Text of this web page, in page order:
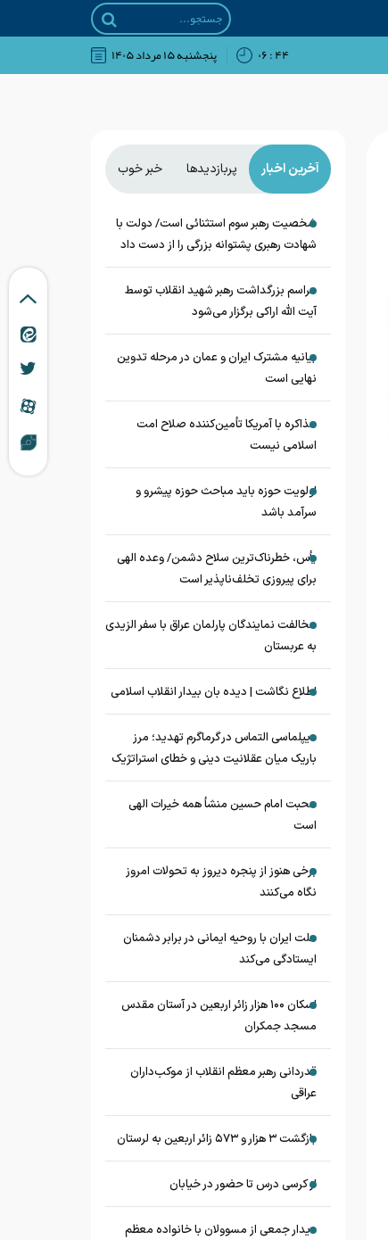
۴۴ : ۰۶ پنجشنبه ۱۵ مرداد ۱۴۰۵
آخرین اخبار پربازدیدها خبر خوب
شخصیت رهبر سوم استثنائی است/ دولت با
شهادت رهبری پشتوانه بزرگی را از دست داد
مراسم بزرگداشت رهبر شهید انقلاب توسط
آیت الله اراکی برگزار می‌شود
بیانیه مشترک ایران و عمان در مرحله تدوین
نهایی است
مذاکره با آمریکا تأمین‌کننده صلاح امت
اسلامی نیست
اولویت حوزه باید مباحث حوزه پیشرو و
سرآمد باشد
یأس، خطرناک‌ترین سلاح دشمن/ وعده الهی
برای پیروزی تخلف‌ناپذیر است
مخالفت نمایندگان پارلمان عراق با سفر الزیدی
به عربستان
اطلاع نگاشت | دیده بان بیدار انقلاب اسلامی
دیپلماسی التماس در گرماگرم تهدید؛ مرز
باریک میان عقلانیت دینی و خطای استراتژیک
محبت امام حسین منشأ همه خیرات الهی
است
برخی هنوز از پنجره دیروز به تحولات امروز
نگاه می‌کنند
ملت ایران با روحیه ایمانی در برابر دشمنان
ایستادگی می‌کند
اسکان ۱۰۰ هزار زائر اربعین در آستان مقدس
مسجد جمکران
قدردانی رهبر معظم انقلاب از موکب‌داران
عراقی
بازگشت ۳ هزار و ۵۷۳ زائر اربعین به لرستان
از کرسی درس تا حضور در خیابان
دیدار جمعی از مسوولان با خانواده معظم